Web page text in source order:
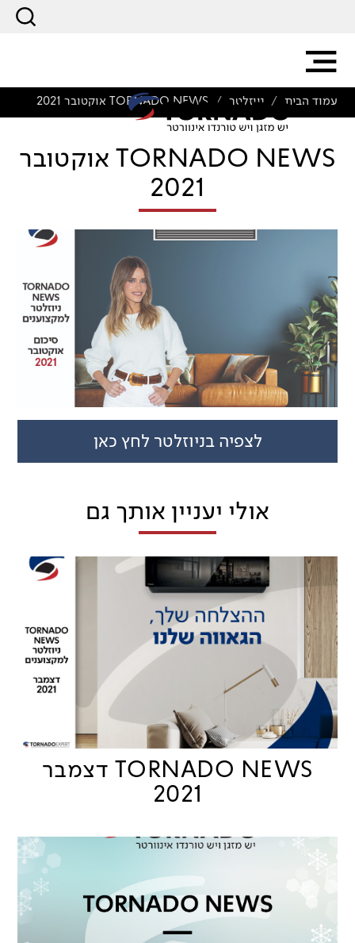
עמוד הבית / ניוזלטר / TORNADO NEWS אוקטובר 2021
TORNADO NEWS אוקטובר
2021
לצפיה בניוזלטר לחץ כאן
אולי יעניין אותך גם
TORNADO NEWS דצמבר
2021